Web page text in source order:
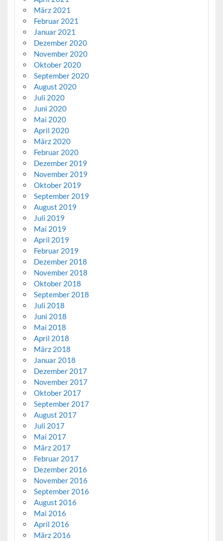
März 2021
Februar 2021
Januar 2021
Dezember 2020
November 2020
Oktober 2020
September 2020
August 2020
Juli 2020
Juni 2020
Mai 2020
April 2020
März 2020
Februar 2020
Dezember 2019
November 2019
Oktober 2019
September 2019
August 2019
Juli 2019
Mai 2019
April 2019
Februar 2019
Dezember 2018
November 2018
Oktober 2018
September 2018
Juli 2018
Juni 2018
Mai 2018
April 2018
März 2018
Januar 2018
Dezember 2017
November 2017
Oktober 2017
September 2017
August 2017
Juli 2017
Mai 2017
März 2017
Februar 2017
Dezember 2016
November 2016
September 2016
August 2016
Mai 2016
April 2016
März 2016